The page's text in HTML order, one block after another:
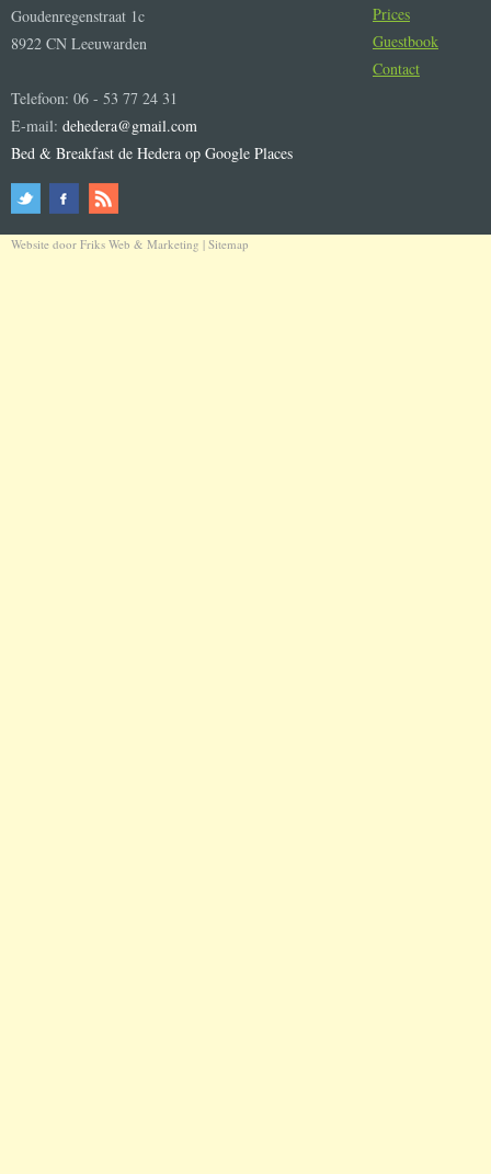
Goudenregenstraat 1c
8922 CN Leeuwarden
Telefoon: 06 - 53 77 24 31
E-mail: dehedera@gmail.com
Bed & Breakfast de Hedera op Google Places
Website door Friks Web & Marketing | Sitemap
Prices
Guestbook
Contact